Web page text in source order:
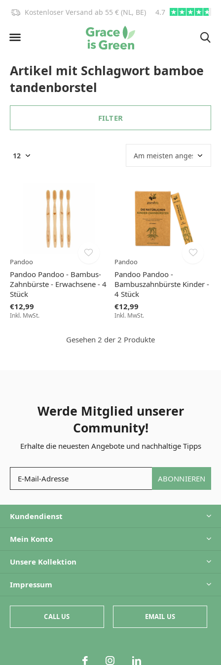
Kostenloser Versand ab 55 € (NL, BE) 4.7
Artikel mit Schlagwort bamboe
tandenborstel
FILTER
Pandoo
Pandoo Pandoo - Bambus-
Zahnbürste - Erwachsene - 4
Stück
€12,99
Inkl. MwSt.
Pandoo
Pandoo Pandoo -
Bambuszahnbürste Kinder -
4 Stück
€12,99
Inkl. MwSt.
Gesehen 2 der 2 Produkte
Werde Mitglied unserer
Community!
Erhalte die neuesten Angebote und nachhaltige Tipps
ABONNIEREN
Kundendienst
Mein Konto
Unsere Kollektion
Impressum
CALL US EMAIL US